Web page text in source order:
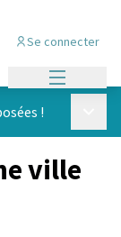
Se connecter
!
ville